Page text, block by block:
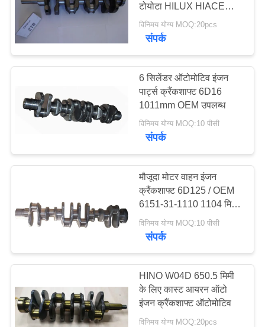
कारखाना
भ्रमण
नियंत्रण
उद्धरण
करें
साइटमैप
PRIVACY
POLICY
टोयोटा HILUX HIACE
2TR
विनिमय योग्य MOQ:20pcs
संपर्क
6 सिलेंडर ऑटोमोटिव इंजन
पार्ट्स क्रैंकशाफ्ट 6D16
1011mm OEM उपलब्ध
विनिमय योग्य MOQ:10 पीसी
संपर्क
मौजूदा मोटर वाहन इंजन
क्रैंकशाफ्ट 6D125 / OEM
6151-31-1110 1104 मिमी
पहनें
विनिमय योग्य MOQ:10 पीसी
संपर्क
HINO W04D 650.5 मिमी
के लिए कास्ट आयरन ऑटो
इंजन क्रैंकशाफ्ट ऑटोमोटिव
विनिमय योग्य MOQ:20pcs